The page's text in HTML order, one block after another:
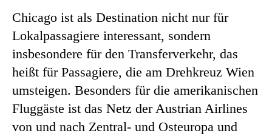
Chicago ist als Destination nicht nur für
Lokalpassagiere interessant, sondern
insbesondere für den Transferverkehr, das
heißt für Passagiere, die am Drehkreuz Wien
umsteigen. Besonders für die amerikanischen
Fluggäste ist das Netz der Austrian Airlines
von und nach Zentral- und Osteuropa und